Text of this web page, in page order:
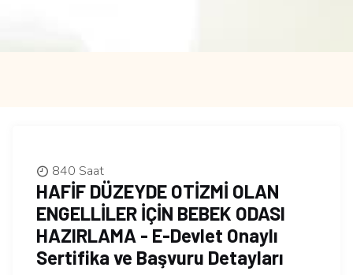
840 Saat
HAFİF DÜZEYDE OTİZMİ OLAN
ENGELLİLER İÇİN BEBEK ODASI
HAZIRLAMA - E-Devlet Onaylı
Sertifika ve Başvuru Detayları